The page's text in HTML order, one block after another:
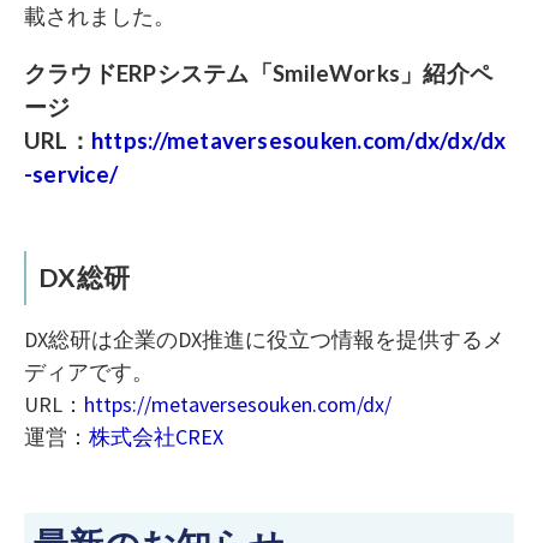
載されました。
クラウドERPシステム「SmileWorks」紹介ペ
ージ
URL： https://metaversesouken.com/dx/dx/dx
-service/
DX総研
DX総研は企業のDX推進に役立つ情報を提供するメ
ディアです。
URL： https://metaversesouken.com/dx/
運営： 株式会社CREX